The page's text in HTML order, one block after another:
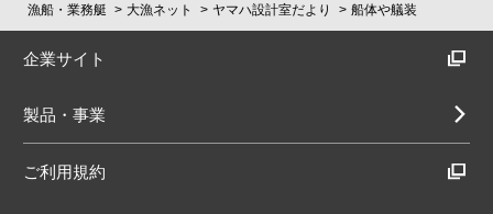
漁船・業務艇
大漁ネット ヤマハ設計室だより 船体や艤装
企業サイト
製品・事業
ご利用規約